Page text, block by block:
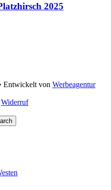
2025
Entwickelt von Werbeagentur
Widerruf